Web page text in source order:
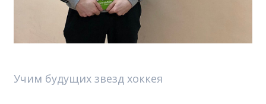
Учим будущих звезд хоккея